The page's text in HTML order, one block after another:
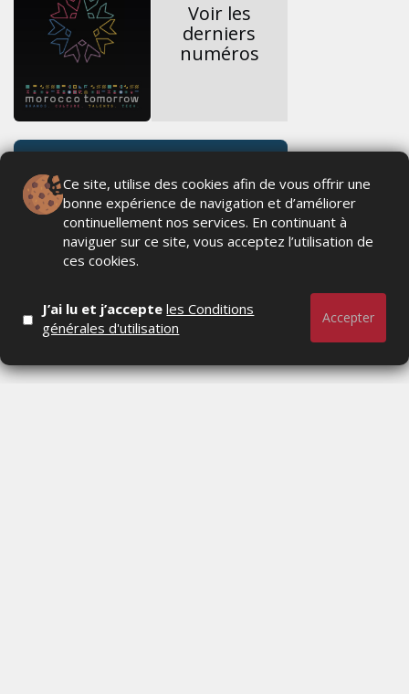
Voir les
derniers
numéros
Ce site, utilise des cookies afin de vous offrir une
bonne expérience de navigation et d’améliorer
continuellement nos services. En continuant à
naviguer sur ce site, vous acceptez l’utilisation de
ces cookies.
J’ai lu et j’accepteles Conditions
générales d'utilisation
Accepter